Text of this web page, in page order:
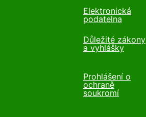
Elektronická
podatelna
Důležité zákony
a vyhlášky
Prohlášení o
ochraně
soukromí